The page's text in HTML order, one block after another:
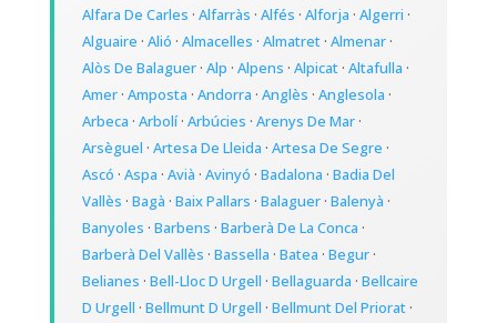
Alfara De Carles · Alfarràs · Alfés · Alforja · Algerri ·
Alguaire · Alió · Almacelles · Almatret· Almenar·
Alòs De Balaguer· Alp · Alpens · Alpicat· Altafulla ·
Amer· Amposta · Andorra · Anglès · Anglesola ·
Arbeca · Arbolí· Arbúcies · Arenys De Mar·
Arsèguel · Artesa De Lleida · Artesa De Segre ·
Ascó · Aspa · Avià · Avinyó · Badalona · Badia Del
Vallès · Bagà · Baix Pallars · Balaguer· Balenyà ·
Banyoles · Barbens · Barberà De La Conca ·
Barberà Del Vallès · Bassella · Batea · Begur·
Belianes · Bell-Lloc D Urgell · Bellaguarda · Bellcaire
D Urgell · Bellmunt D Urgell · Bellmunt Del Priorat·